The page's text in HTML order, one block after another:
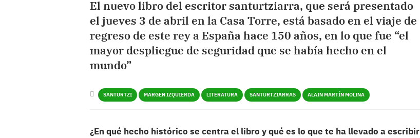
El nuevo libro del escritor santurtziarra, que será presentado
el jueves 3 de abril en la Casa Torre, está basado en el viaje de
regreso de este rey a España hace 150 años, en lo que fue “el
mayor despliegue de seguridad que se había hecho en el
mundo”
SANTURTZI MARGEN IZQUIERDA LITERATURA SANTURTZIARRAS ALAIN MARTÍN MOLINA
¿En qué hecho histórico se centra el libro y qué es lo que te ha llevado a escribir